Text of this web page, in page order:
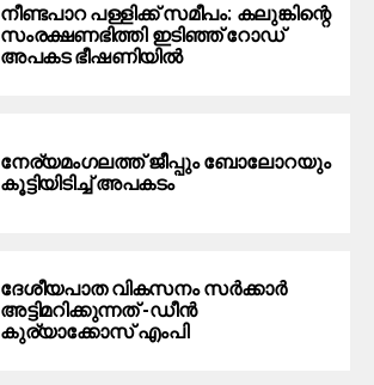
നീണ്ടപാറ പള്ളിക്ക് സമീപം: കലുങ്കിന്റെ
സംരക്ഷണഭിത്തി ഇടിഞ്ഞ് റോഡ്
അപകട ഭീഷണിയില്‍
നേര്യമംഗലത്ത് ജീപ്പും ബോലോറയും
കൂട്ടിയിടിച്ച് അപകടം
ദേശീയപാത വികസനം സർക്കാർ
അട്ടിമറിക്കുന്നത് -ഡീൻ
കുര്യാക്കോസ് എംപി